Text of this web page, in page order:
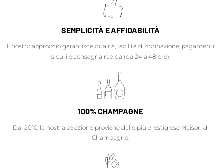
SEMPLICITÀ E AFFIDABILITÀ
Il nostro approccio garantisce qualità, facilità di ordinazione, pagamenti
sicuri e consegna rapida (da 24 a 48 ore).
100% CHAMPAGNE
Dal 2010, la nostra selezione proviene dalle più prestigiose Maison di
Champagne.